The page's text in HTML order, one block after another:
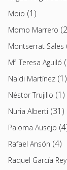
Moio (1)
Momo Marrero
Montserrat Sales
Mª Teresa Aguiló
Naldi Martínez (1)
Néstor Trujillo (1)
Nuria Alberti (31)
Paloma Ausejo
Rafael Ansón (4)
Raquel García